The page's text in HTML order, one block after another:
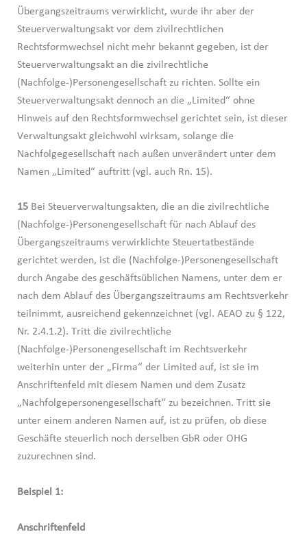
Übergangszeitraums verwirklicht, wurde ihr aber der
Steuerverwaltungsakt vor dem zivilrechtlichen
Rechtsformwechsel nicht mehr bekannt gegeben, ist der
Steuerverwaltungsakt an die zivilrechtliche
(Nachfolge-)Personengesellschaft zu richten. Sollte ein
Steuerverwaltungsakt dennoch an die „Limited“ ohne
Hinweis auf den Rechtsformwechsel gerichtet sein, ist dieser
Verwaltungsakt gleichwohl wirksam, solange die
Nachfolgegesellschaft nach außen unverändert unter dem
Namen „Limited“ auftritt (vgl. auch Rn. 15).
15Bei Steuerverwaltungsakten, die an die zivilrechtliche
(Nachfolge-)Personengesellschaft für nach Ablauf des
Übergangszeitraums verwirklichte Steuertatbestände
gerichtet werden, ist die (Nachfolge-)Personengesellschaft
durch Angabe des geschäftsüblichen Namens, unter dem er
nach dem Ablauf des Übergangszeitraums am Rechtsverkehr
teilnimmt, ausreichend gekennzeichnet (vgl. AEAO zu § 122,
Nr. 2.4.1.2). Tritt die zivilrechtliche
(Nachfolge-)Personengesellschaft im Rechtsverkehr
weiterhin unter der „Firma“ der Limited auf, ist sie im
Anschriftenfeld mit diesem Namen und dem Zusatz
„Nachfolgepersonengesellschaft“ zu bezeichnen. Tritt sie
unter einem anderen Namen auf, ist zu prüfen, ob diese
Geschäfte steuerlich noch derselben GbR oder OHG
zuzurechnen sind.
Beispiel 1:
Anschriftenfeld